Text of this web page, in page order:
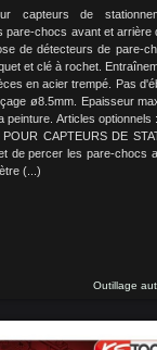
capteurs de
pare-chocs avant et arrière
de détecteurs de pare-
et clé à rochet.
en acier trempé. Pas
ø8.5mm. Epaisseur
peinture. Articles optionnels
CAPTEURS DE
de percer les pare-chocs
(...)
Outillage